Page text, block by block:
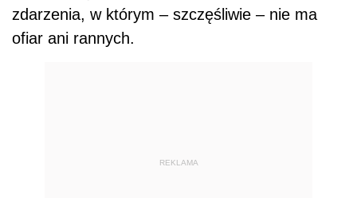
zdarzenia, w którym – szczęśliwie – nie ma
ofiar ani rannych.
REKLAMA